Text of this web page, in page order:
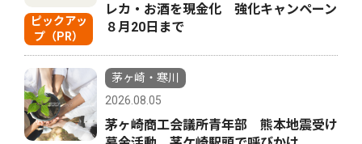
ピックアッ
プ（PR）
レカ・お酒を現金化 強化キャンペーン
８月20日まで
茅ヶ崎・寒川
2026.08.05
茅ヶ崎商工会議所青年部 熊本地震受け